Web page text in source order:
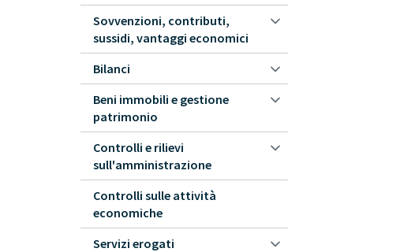
Sovvenzioni, contributi,
sussidi, vantaggi economici
Bilanci
Beni immobili e gestione
patrimonio
Controlli e rilievi
sull'amministrazione
Controlli sulle attività
economiche
Servizi erogati